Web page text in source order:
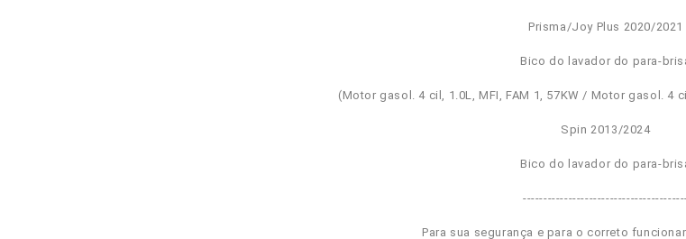
Prisma/Joy Plus 2020/2021
Bico do lavador do para-
(Motor gasol. 4 cil, 1.0L, MFI, FAM 1, 57KW / Motor gasol. 4
Spin 2013/2024
Bico do lavador do para-
Para sua segurança e para o correto